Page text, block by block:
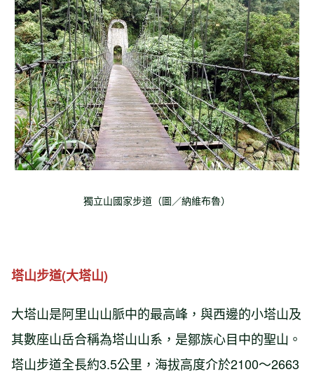
獨立山國家步道（圖／納維布魯）
塔山步道(大塔山)
大塔山是阿里山山脈中的最高峰，與西邊的小塔山及
其數座山岳合稱為塔山山系，是鄒族心目中的聖山。
塔山步道全長約3.5公里，海拔高度介於2100～2663